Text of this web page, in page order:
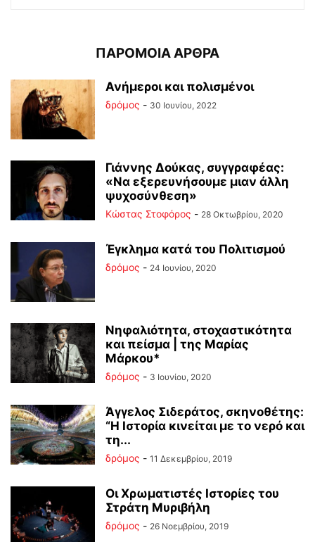
ΠΑΡΟΜΟΙΑ ΑΡΘΡΑ
Ανήμεροι και πολισμένοι
δρόμος - 30 Ιουνίου, 2022
Γιάννης Δούκας, συγγραφέας:
«Να εξερευνήσουμε μιαν άλλη
ψυχοσύνθεση»
Κώστας Στοφόρος - 28 Οκτωβρίου, 2020
Έγκλημα κατά του Πολιτισμού
δρόμος - 24 Ιουνίου, 2020
Νηφαλιότητα, στοχαστικότητα
και πείσμα | της Μαρίας
Μάρκου*
δρόμος - 3 Ιουνίου, 2020
Άγγελος Σιδεράτος, σκηνοθέτης:
“Η Ιστορία κινείται με το νερό και
τη...
δρόμος - 11 Δεκεμβρίου, 2019
Οι Χρωματιστές Ιστορίες του
Στράτη Μυριβήλη
δρόμος - 26 Νοεμβρίου, 2019